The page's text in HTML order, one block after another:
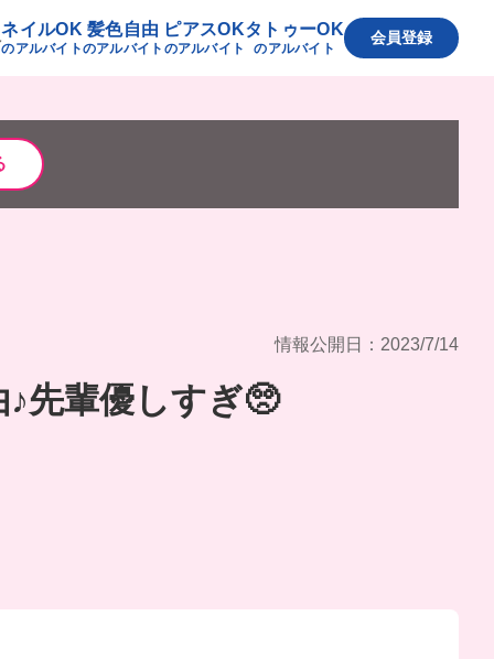
ネイルOK
のアルバイト
髪色自由
のアルバイト
ピアスOK
のアルバイト
タトゥーOK
のアルバイト
会員登録
情報公開日：2023/7/14
先輩優しすぎ🥺